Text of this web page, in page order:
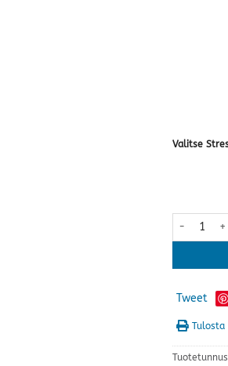
Valitse
Tweet
Tulosta
Tuotetunnus